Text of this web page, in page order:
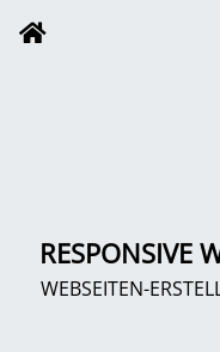
RESPONSIVE
WEBSEITEN-